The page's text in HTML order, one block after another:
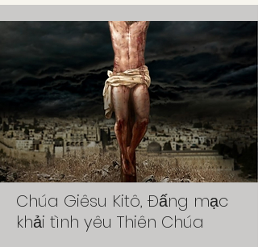
Chúa Giêsu Kitô, Đấng mạc
khải tình yêu Thiên Chúa